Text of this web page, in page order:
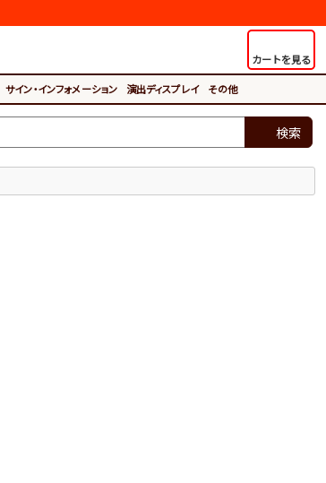
カートを見る
サイン・インフォメーション 演出ディスプレイ その他
検索